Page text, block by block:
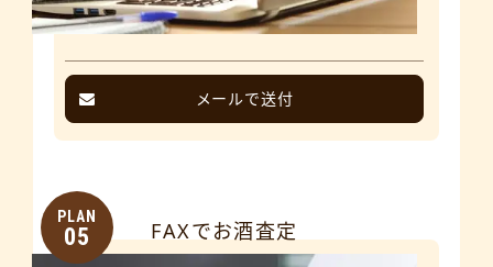
メールで送付
PLAN
05 FAXでお酒査定